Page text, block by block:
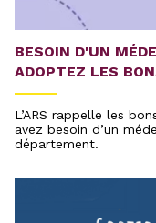
BESOIN D'UN
ADOPTEZ LES
L’ARS rappelle les
avez besoin d’un
département.